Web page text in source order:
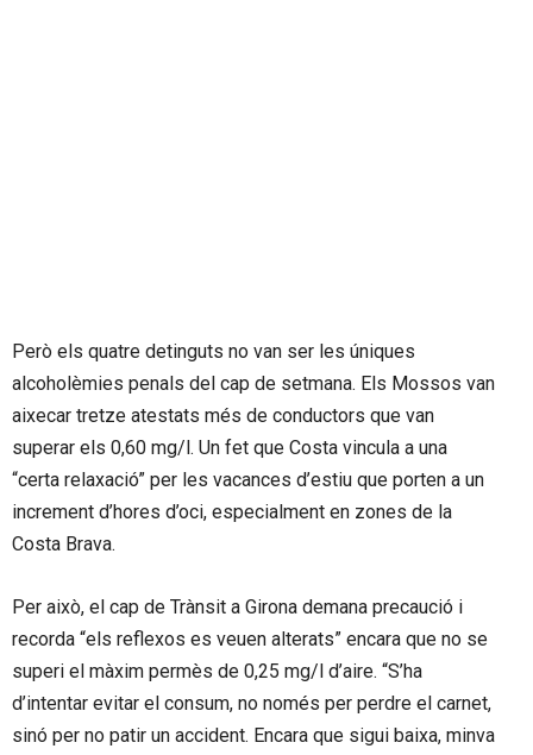
Però els quatre detinguts no van ser les úniques
alcoholèmies penals del cap de setmana. Els Mossos van
aixecar tretze atestats més de conductors que van
superar els 0,60 mg/l. Un fet que Costa vincula a una
“certa relaxació” per les vacances d’estiu que porten a un
increment d’hores d’oci, especialment en zones de la
Costa Brava.
Per això, el cap de Trànsit a Girona demana precaució i
recorda “els reflexos es veuen alterats” encara que no se
superi el màxim permès de 0,25 mg/l d’aire. “S’ha
d’intentar evitar el consum, no només per perdre el carnet,
sinó per no patir un accident. Encara que sigui baixa, minva